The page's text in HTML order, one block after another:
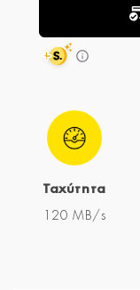
Ταχύτητα
120 MB/s